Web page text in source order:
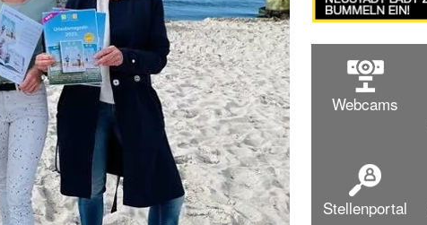
Webcams
Stellenportal